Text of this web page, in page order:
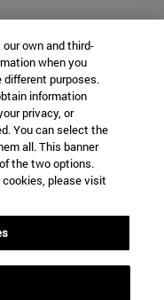
own and third-
when you
purposes.
information
privacy, or
You can select the
all. This banner
the two options.
please visit